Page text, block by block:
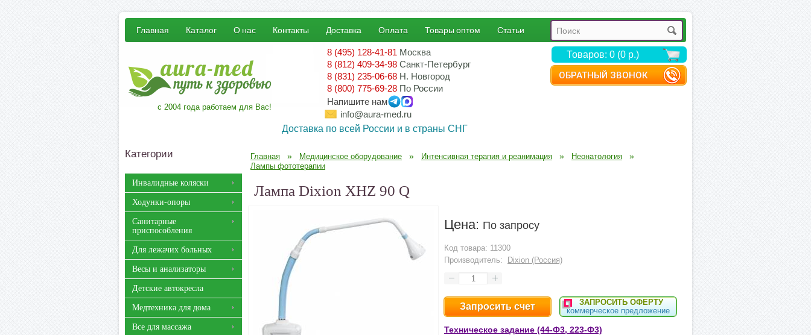
ОБРАТНЫЙ ЗВОНОК
Главная Каталог О нас Контакты Доставка Оплата Товары оптом Статьи
с 2004 года работаем для Вас!
8 (495) 128-41-81 Москва
8 (812) 409-34-98 Санкт-Петербург
8 (831) 235-06-68 Н. Новгород
8 (800) 775-69-28 По России
Напишите нам
info@aura-med.ru
Доставка по всей России и в страны СНГ
Товаров: 0 (0 р.)
Категории
Инвалидные коляски
Ходунки-опоры
Санитарные
приспособления
Для лежачих больных
Весы и анализаторы
Детские автокресла
Медтехника для дома
Все для массажа
Главная » Медицинское оборудование » Интенсивная терапия и реанимация » Неонатология »
Лампы фототерапии
Лампа Dixion XHZ 90 Q
Цена: По запросу
Код товара: 11300
Производитель:
Dixion (Россия)
Запросить счет
ЗАПРОСИТЬ ОФЕРТУ
коммерческое предложение
Техническое задание (44-Ф3, 223-Ф3)